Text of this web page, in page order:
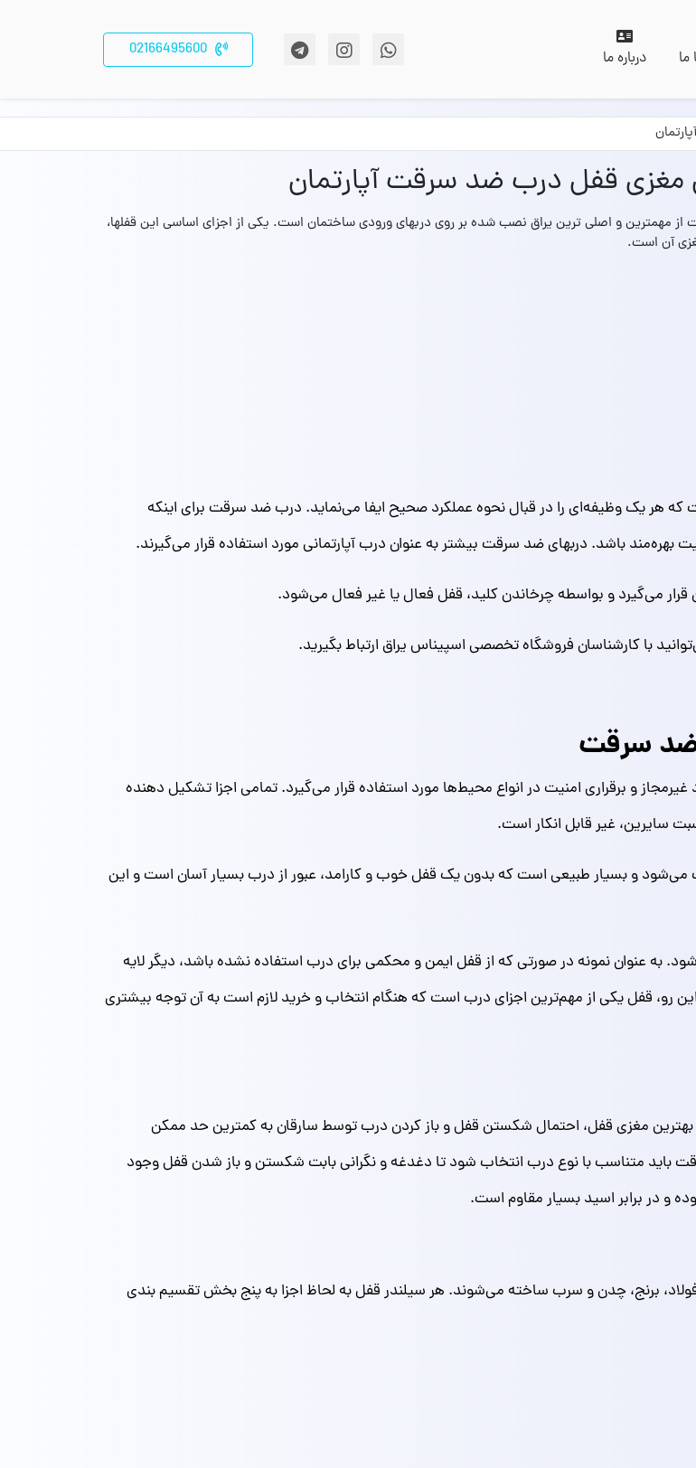
درباره ما 02166495600
مغزی قفل درب ضد سرقت آپارتمان
مهمترین و اصلی ترین یراق نصب شده بر روی دربهای ورودی ساختمان است. یکی از اجزای اساسی این قفلها،
آن است.
یک وظیفه‌ای را در قبال نحوه عملکرد صحیح ایفا می‌نماید. درب ضد سرقت برای اینکه
بهره‌مند باشد. دربهای ضد سرقت بیشتر به عنوان درب آپارتمانی مورد استفاده قرار می‌گیرند.
می‌گیرد و بواسطه چرخاندن کلید، قفل فعال یا غیر فعال می‌شود.
با کارشناسان فروشگاه تخصصی اسپیناس یراق ارتباط بگیرید.
ضد سرقت
و برقراری امنیت در انواع محیط‌ها مورد استفاده قرار می‌گیرد. تمامی اجزا تشکیل دهنده
سایرین، غیر قابل انکار است.
و بسیار طبیعی است که بدون یک قفل خوب و کارامد، عبور از درب بسیار آسان است و این
به عنوان نمونه در صورتی که از قفل ایمن و محکمی برای درب استفاده نشده باشد، دیگر لایه
رو، قفل یکی از مهم‌ترین اجزای درب است که هنگام انتخاب و خرید لازم است به آن توجه بیشتری
مغزی قفل، احتمال شکستن قفل و باز کردن درب توسط سارقان به کمترین حد ممکن
متناسب با نوع درب انتخاب شود تا دغدغه و نگرانی بابت شکستن و باز شدن قفل وجود
و در برابر اسید بسیار مقاوم است.
برنج، چدن و سرب ساخته می‌شوند. هر سیلندر قفل به لحاظ اجزا به پنج بخش تقسیم بندی